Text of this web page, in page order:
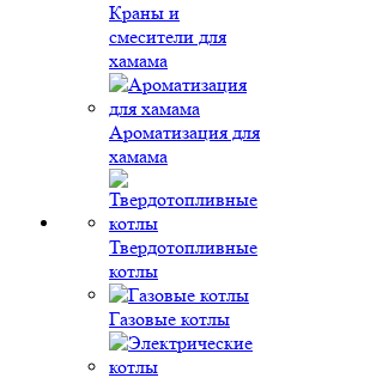
Краны и
смесители для
хамама
Ароматизация для
хамама
Твердотопливные
котлы
Газовые котлы